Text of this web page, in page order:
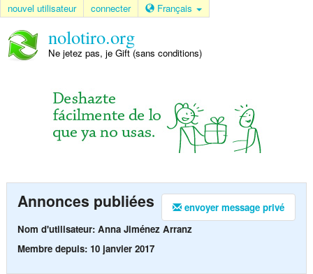
nouvel utilisateur connecter Français
nolotiro.org
Ne jetez pas, je Gift (sans conditions)
envoyer message privé
Annonces publiées
Nom d'utilisateur: Anna Jiménez Arranz
Membre depuis: 10 janvier 2017